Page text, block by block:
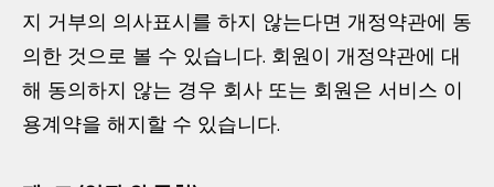
지 거부의 의사표시를 하지 않는다면 개정약관에 동
의한 것으로 볼 수 있습니다. 회원이 개정약관에 대
해 동의하지 않는 경우 회사 또는 회원은 서비스 이
용계약을 해지할 수 있습니다.